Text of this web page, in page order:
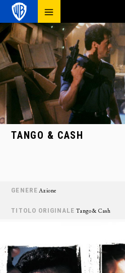
TANGO & CASH
GENERE Azione
TITOLO ORIGINALE Tango & Cash